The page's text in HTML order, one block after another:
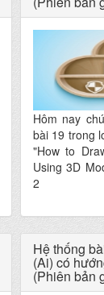
Hôm nay
bài 19 trong
"How to
Using 3D
2
Hệ thống
(Ai) có
(Phiên bản